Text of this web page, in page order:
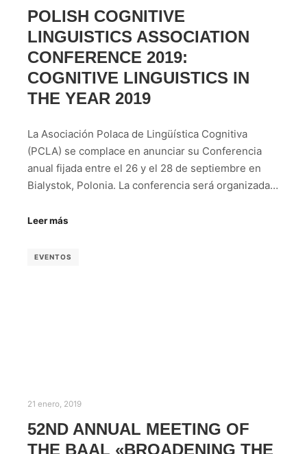
POLISH COGNITIVE
LINGUISTICS ASSOCIATION
CONFERENCE 2019:
COGNITIVE LINGUISTICS IN
THE YEAR 2019
La Asociación Polaca de Lingüística Cognitiva
(PCLA) se complace en anunciar su Conferencia
anual fijada entre el 26 y el 28 de septiembre en
Bialystok, Polonia. La conferencia será organizada…
Leer más
EVENTOS
21 enero, 2019
52ND ANNUAL MEETING OF
THE BAAL «BROADENING THE